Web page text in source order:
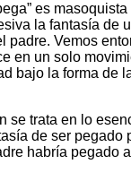
es masoquista
la fantasía de
padre. Vemos
en un solo
bajo la forma de
se trata en lo
de ser pegado
habría pegado